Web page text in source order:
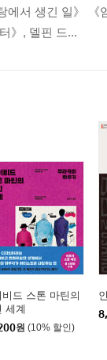
에서 생긴 일》
》, 델핀 드...
비드 스톤 마틴의
세계
원 (10% 할인)